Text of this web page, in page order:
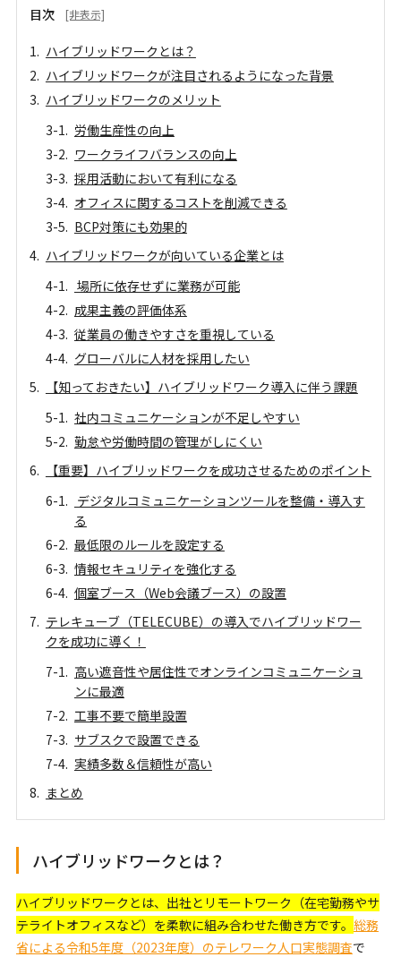
目次 [非表示]
ハイブリッドワークとは？
ハイブリッドワークが注目されるようになった背景
ハイブリッドワークのメリット
労働生産性の向上
ワークライフバランスの向上
採用活動において有利になる
オフィスに関するコストを削減できる
BCP対策にも効果的
ハイブリッドワークが向いている企業とは
場所に依存せずに業務が可能
成果主義の評価体系
従業員の働きやすさを重視している
グローバルに人材を採用したい
【知っておきたい】ハイブリッドワーク導入に伴う課題
社内コミュニケーションが不足しやすい
勤怠や労働時間の管理がしにくい
【重要】ハイブリッドワークを成功させるためのポイント
デジタルコミュニケーションツールを整備・導入す
る
最低限のルールを設定する
情報セキュリティを強化する
個室ブース（Web会議ブース）の設置
テレキューブ（TELECUBE）の導入でハイブリッドワー
クを成功に導く！
高い遮音性や居住性でオンラインコミュニケーショ
ンに最適
工事不要で簡単設置
サブスクで設置できる
実績多数＆信頼性が高い
まとめ
ハイブリッドワークとは？
ハイブリッドワークとは、出社とリモートワーク（在宅勤務やサ
テライトオフィスなど）を柔軟に組み合わせた働き方です。 総務
省による令和5年度（2023年度）のテレワーク人口実態調査で